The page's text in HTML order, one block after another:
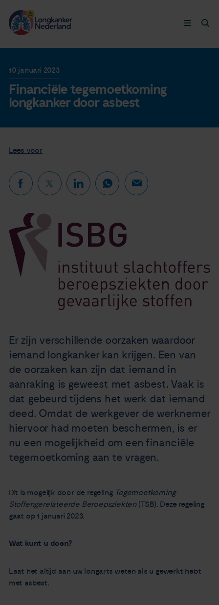
Nieuws
Agenda
Contact
Longkanker
Leven met
Thymuskankers
Steun ons
10 januari 2023
Financiële tegemoetkoming
longkanker door asbest
Lees voor
Er zijn verschillende oorzaken waardoor
iemand longkanker kan krijgen. Een van
de oorzaken kan zijn dat iemand in
aanraking is geweest met asbest. Vaak is
dat gebeurd tijdens het werk dat iemand
deed. Omdat de werkgever de werknemer
hiervoor had moeten beschermen, is er
nu een mogelijkheid om een financiële
tegemoetkoming aan te vragen.
Dit is mogelijk door de regeling Tegemoetkoming
Stoffengerelateerde Beroepsziekten(TSB). Deze regeling
gaat op 1 januari 2023.
Wat kunt u doen?
Laat het altijd aan uw longarts weten als u gewerkt hebt
met asbest.